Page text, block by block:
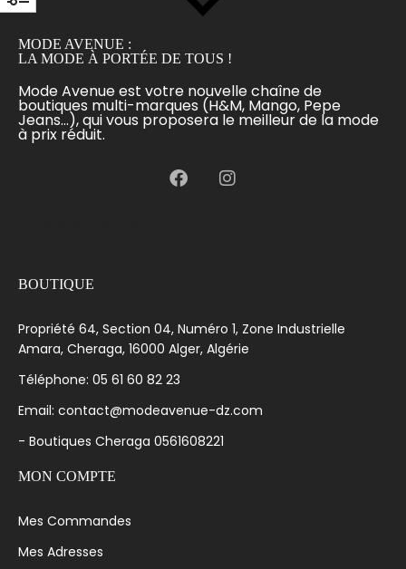
MODE AVENUE :
LA MODE À PORTÉE DE TOUS !
Mode Avenue est votre nouvelle chaîne de
boutiques multi-marques (H&M, Mango, Pepe
Jeans...), qui vous proposera le meilleur de la mode
à prix réduit.
BOUTIQUE
Propriété 64, Section 04, Numéro 1, Zone Industrielle
Amara, Cheraga, 16000 Alger, Algérie
Téléphone: 05 61 60 82 23
Email: contact@modeavenue-dz.com
- Boutiques Cheraga 0561608221
MON COMPTE
Mes Commandes
Mes Adresses